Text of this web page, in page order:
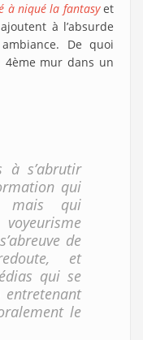
à niqué la fantasy et
à l’absurde
De quoi
4ème mur dans un
s’abrutir
qui
mais qui
de
et
qui se
entretenant
le